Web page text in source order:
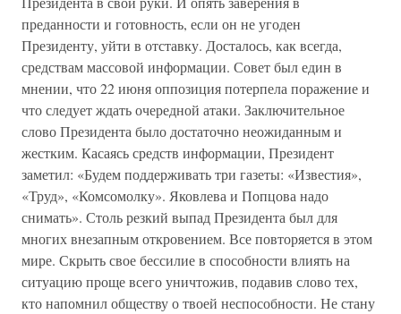
преданности и готовность, если он не угоден
Президенту, уйти в отставку. Досталось, как всегда,
средствам массовой информации. Совет был един в
мнении, что 22 июня оппозиция потерпела поражение и
что следует ждать очередной атаки. Заключительное
слово Президента было достаточно неожиданным и
жестким. Касаясь средств информации, Президент
заметил: «Будем поддерживать три газеты: «Известия»,
«Труд», «Комсомолку». Яковлева и Попцова надо
снимать». Столь резкий выпад Президента был для
многих внезапным откровением. Все повторяется в этом
мире. Скрыть свое бессилие в способности влиять на
ситуацию проще всего уничтожив, подавив слово тех,
кто напомнил обществу о твоей неспособности. Не стану